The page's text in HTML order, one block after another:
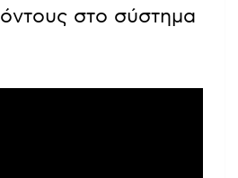
στο σύστημα